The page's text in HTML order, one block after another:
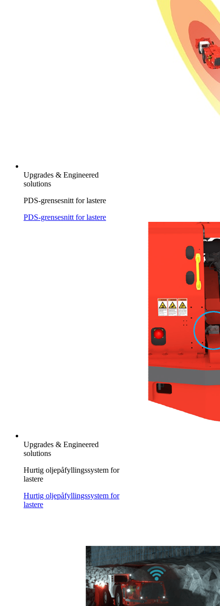
Upgrades & Engineered
solutions
PDS-grensesnitt for lastere
PDS-grensesnitt for lastere
Upgrades & Engineered
solutions
Hurtig oljepåfyllingssystem for
lastere
Hurtig oljepåfyllingssystem for
lastere